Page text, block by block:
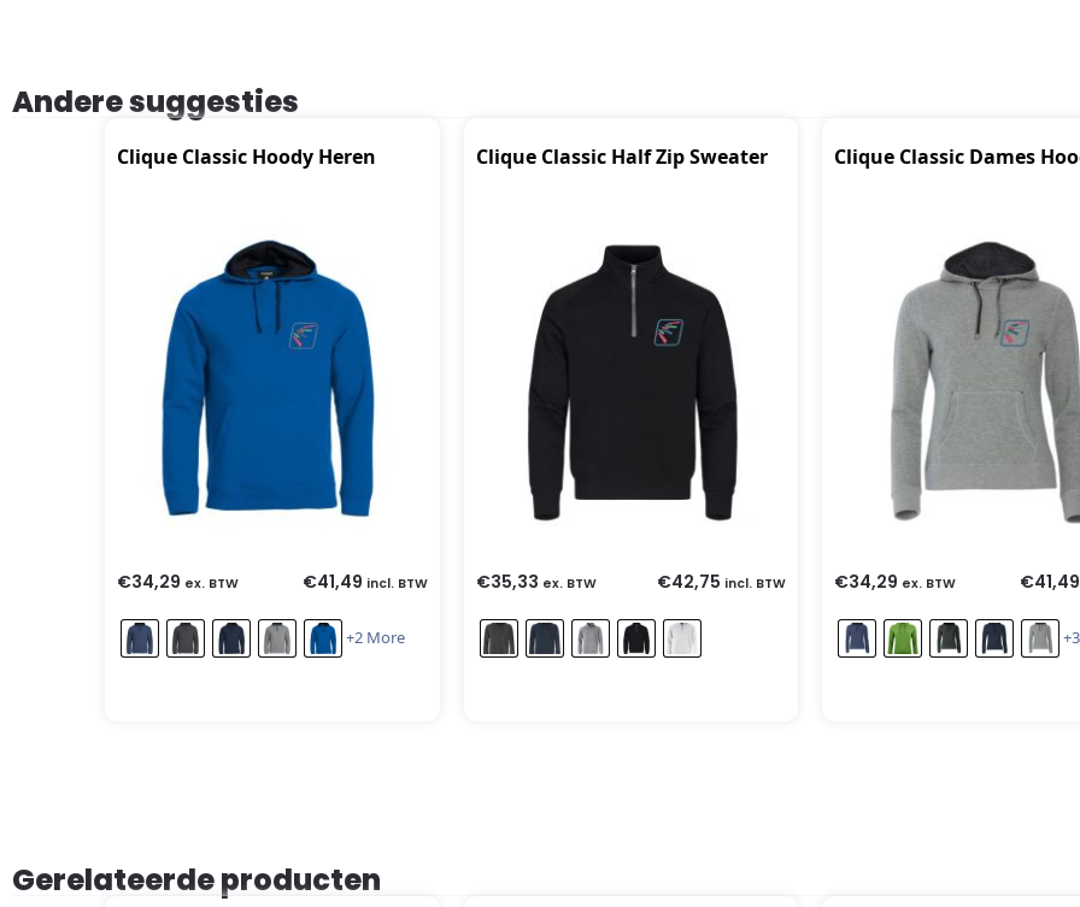
Andere suggesties
Clique Classic Hoody Heren
€34,29 ex. BTW €41,49 incl. BTW
+2 More
Clique Classic Half Zip Sweater
€35,33 ex. BTW €42,75 incl. BTW
Clique Classic Dames
€34,29 ex. BTW €41,49
Gerelateerde producten